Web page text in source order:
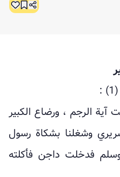
:
الرجم ، ورضاع الکبیر
وشغلنا بشکاة رسول
فدخلت داجن فأکلته